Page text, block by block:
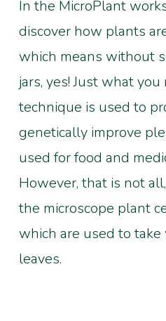
In the MicroPlant
discover how plants
which means without
jars, yes! Just what you
technique is used to
genetically improve
used for food and
However, that is not
the microscope plant
which are used to
leaves.